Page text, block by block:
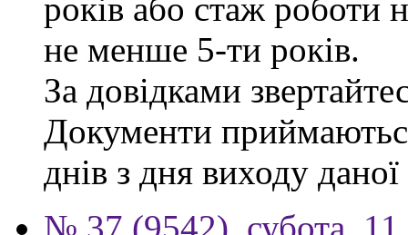
років або стаж роботи
не менше 5-ти років.
За довідками
Документи
днів з дня виходу даної
№ 37 (9542), субота, 11